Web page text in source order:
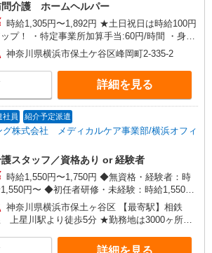
問介護 ホームヘルパー
時給1,305円〜1,892円 ★土日祝日は時給100円
プ！ ・特定事業所加算手当:60円/時間 ・身体
護手当:500円/時間 ・早朝夜間深夜手当:300円/
（18:00〜翌07:59の時間帯） ・ICT手
円/月 ・深夜割増は別途支給 ・ケア→ケ
移動時間も賃金（時給）を支給 ※給与幅は資
経験等による
神奈川県横浜市保土ケ谷区峰岡町2-335-2
詳細を見る
社員 紹介予定派遣
グ株式会社 メディカルケア事業部/横浜オフィ
スタッフ／資格あり or 経験者
時給1,550円〜1,750円 ◆無資格・経験者：時
円〜 ◆初任者研修・未経験：時給1,550
〜 ◆初任者研修・経験者：時給1,650円〜 ◆介
祉士：時給1,750円〜 ※経験者は3ヶ月以上 ※
は経験・能力による ★週払いOK（規定あ
神奈川県横浜市保土ヶ谷区 【最寄駅】相鉄
星川駅より徒歩5分 ★勤務地は3000ヶ所以
地をお選び下さい！！
詳細を見る